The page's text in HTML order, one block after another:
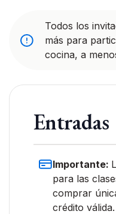
Todos los
más para
cocina, a
Entradas
Importante:
para las
comprar
crédito